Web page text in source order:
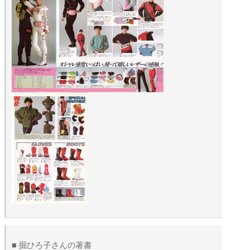
■ 掘ひろ子さんの著書